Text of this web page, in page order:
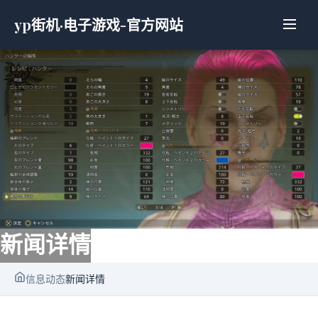
yp街机·电子游戏-官方网站
新闻详情
信息动态新闻详情